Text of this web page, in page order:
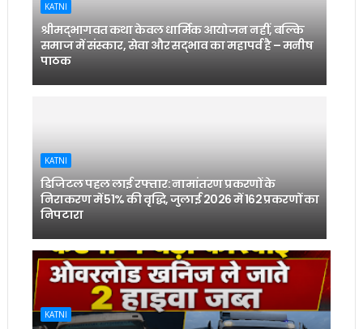
KATNI
श्रीमद्भागवत कथा केवल धार्मिक आयोजन नहीं, बल्कि
समाज में संस्कार, सेवा और सद्भाव का महापर्व है – मनीष
पाठक
KATNI
डिजिटल पहल लाई रफ्तार: नामांतरण प्रकरणों के
निराकरण में 51% की वृद्धि, जुलाई 2026 में 162 प्रकरणों का
निपटारा
KATNI